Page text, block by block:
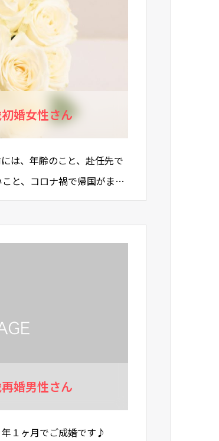
婚女性さん
は、年齢のこと、赴任先で
と、コロナ禍で帰国がまま
でどのよう…
婚男性さん
１ヶ月でご成婚です♪